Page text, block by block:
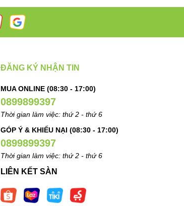
ĐĂNG KÝ NHẬN TIN
MUA ONLINE (08:30 - 17:00)
0899899397
Thời gian làm việc: thứ 2 - thứ 6
GÓP Ý & KHIẾU NẠI (08:30 - 17:00)
0899899397
Thời gian làm việc: thứ 2 - thứ 6
LIÊN KẾT SÀN